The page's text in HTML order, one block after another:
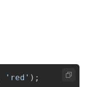
' red ' );